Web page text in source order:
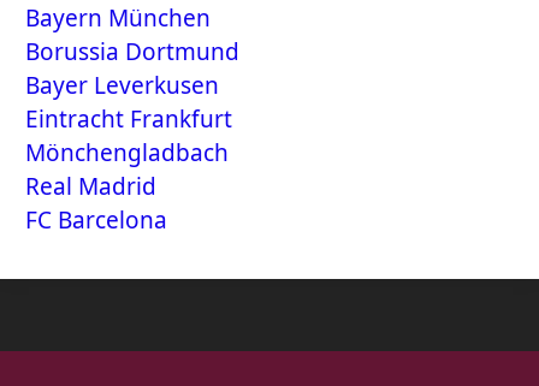
Bayern München
Borussia Dortmund
Bayer Leverkusen
Eintracht Frankfurt
Mönchengladbach
Real Madrid
FC Barcelona